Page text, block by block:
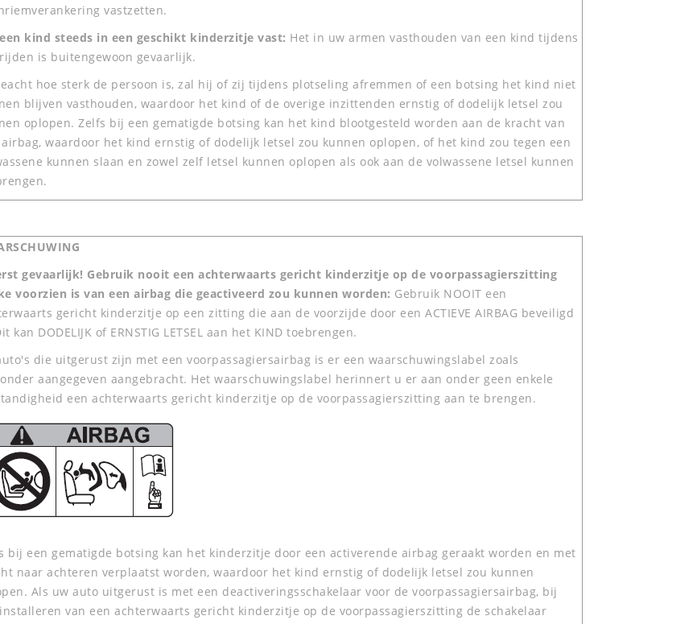
vastzetten.
kind steeds in een geschikt kinderzitje vast: Het in uw armen vasthouden van een kind tijdens
is buitengewoon gevaarlijk.
hoe sterk de persoon is, zal hij of zij tijdens plotseling afremmen of een botsing het kind niet
blijven vasthouden, waardoor het kind of de overige inzittenden ernstig of dodelijk letsel zou
oplopen. Zelfs bij een gematigde botsing kan het kind blootgesteld worden aan de kracht van
airbag, waardoor het kind ernstig of dodelijk letsel zou kunnen oplopen, of het kind zou tegen een
kunnen slaan en zowel zelf letsel kunnen oplopen als ook aan de volwassene letsel kunnen
gevaarlijk! Gebruik nooit een achterwaarts gericht kinderzitje op de voorpassagierszitting
voorzien is van een airbag die geactiveerd zou kunnen worden: Gebruik NOOIT een
gericht kinderzitje op een zitting die aan de voorzijde door een ACTIEVE AIRBAG beveiligd
kan DODELIJK of ERNSTIG LETSEL aan het KIND toebrengen.
die uitgerust zijn met een voorpassagiersairbag is er een waarschuwingslabel zoals
aangegeven aangebracht. Het waarschuwingslabel herinnert u er aan onder geen enkele
een achterwaarts gericht kinderzitje op de voorpassagierszitting aan te brengen.
bij een gematigde botsing kan het kinderzitje door een activerende airbag geraakt worden en met
naar achteren verplaatst worden, waardoor het kind ernstig of dodelijk letsel zou kunnen
Als uw auto uitgerust is met een deactiveringsschakelaar voor de voorpassagiersairbag, bij
van een achterwaarts gericht kinderzitje op de voorpassagierszitting de schakelaar